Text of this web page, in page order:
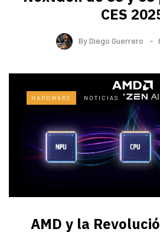
CES
ByDiego Guerrero
HARDWARE NOTICIAS
AMD y la